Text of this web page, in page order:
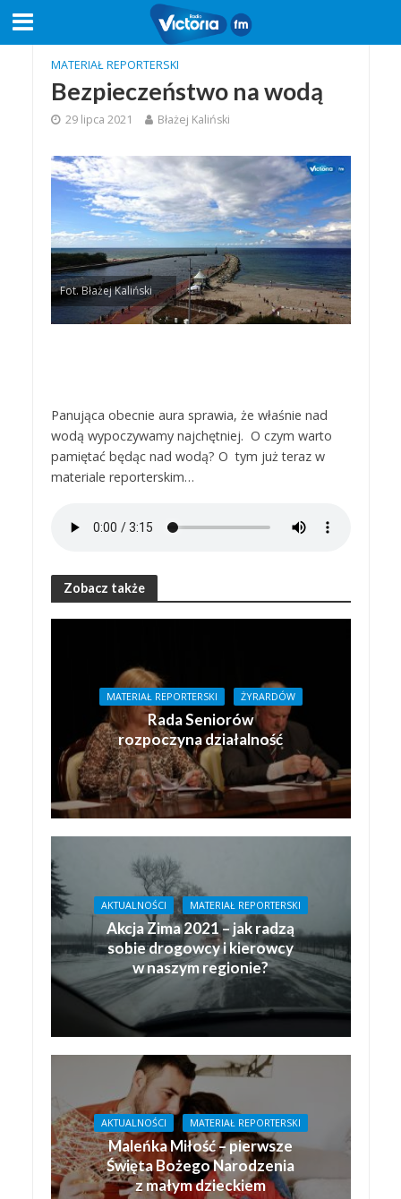
MATERIAŁ REPORTERSKI
Bezpieczeństwo na wodą
29 lipca 2021 Błażej Kaliński
Fot. Błażej Kaliński
Panująca obecnie aura sprawia, że właśnie nad
wodą wypoczywamy najchętniej. O czym warto
pamiętać będąc nad wodą? O tym już teraz w
materiale reporterskim…
Zobacz także
MATERIAŁ REPORTERSKI ŻYRARDÓW
Rada Seniorów
rozpoczyna działalność
AKTUALNOŚCI MATERIAŁ REPORTERSKI
Akcja Zima 2021 – jak radzą
sobie drogowcy i kierowcy
w naszym regionie?
AKTUALNOŚCI MATERIAŁ REPORTERSKI
Maleńka Miłość – pierwsze
Święta Bożego Narodzenia
z małym dzieckiem